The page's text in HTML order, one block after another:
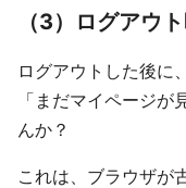
（3）ログアウ
ログアウトした後に
「まだマイページ
んか？
これは、ブラウザが